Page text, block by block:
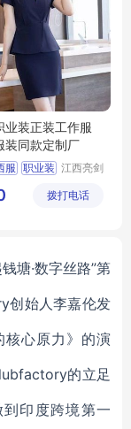
业装正装工作服
装同款定制厂
服 职业装 江西亮剑
公司
拨打电话
塘·数字丝路”第
创始人李嘉伦发
心原力》的演
的立足
印度跨境第一